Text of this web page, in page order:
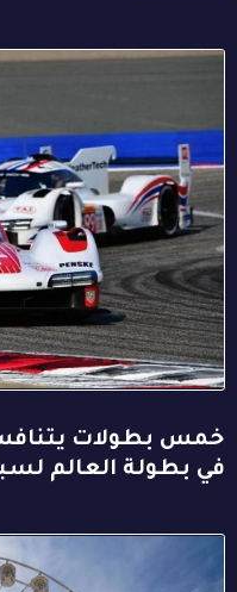
خمس بطولات
في بطولة العالم